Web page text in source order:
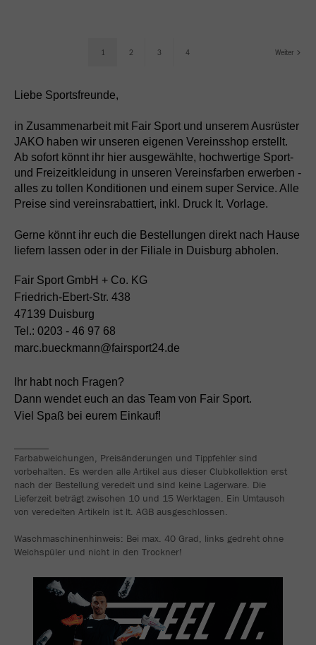
1 2 3 4 Weiter
Liebe Sportsfreunde,
in Zusammenarbeit mit Fair Sport und unserem Ausrüster
JAKO haben wir unseren eigenen Vereinsshop erstellt.
Ab sofort könnt ihr hier ausgewählte, hochwertige Sport-
und Freizeitkleidung in unseren Vereinsfarben erwerben -
alles zu tollen Konditionen und einem super Service. Alle
Preise sind vereinsrabattiert, inkl. Druck lt. Vorlage.
Gerne könnt ihr euch die Bestellungen direkt nach Hause
liefern lassen oder in der Filiale in Duisburg abholen.
Fair Sport GmbH + Co. KG
Friedrich-Ebert-Str. 438
47139 Duisburg
Tel.: 0203 - 46 97 68
marc.bueckmann@fairsport24.de
Ihr habt noch Fragen?
Dann wendet euch an das Team von Fair Sport.
Viel Spaß bei eurem Einkauf!
Farbabweichungen, Preisänderungen und Tippfehler sind
vorbehalten. Es werden alle Artikel aus dieser Clubkollektion erst
nach der Bestellung veredelt und sind keine Lagerware. Die
Lieferzeit beträgt zwischen 10 und 15 Werktagen. Ein Umtausch
von veredelten Artikeln ist lt. AGB ausgeschlossen.
Waschmaschinenhinweis: Bei max. 40 Grad, links gedreht ohne
Weichspüler und nicht in den Trockner!